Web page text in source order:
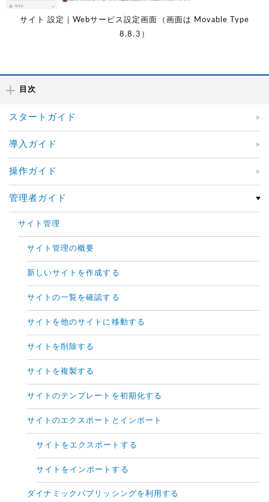
サイト 設定｜Webサービス設定画面（画面は Movable Type
8.8.3）
目次
スタートガイド
導入ガイド
操作ガイド
管理者ガイド
サイト管理
サイト管理の概要
新しいサイトを作成する
サイトの一覧を確認する
サイトを他のサイトに移動する
サイトを削除する
サイトを複製する
サイトのテンプレートを初期化する
サイトのエクスポートとインポート
サイトをエクスポートする
サイトをインポートする
ダイナミックパブリッシングを利用する